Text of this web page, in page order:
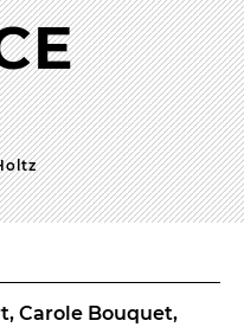
Carole Bouquet,